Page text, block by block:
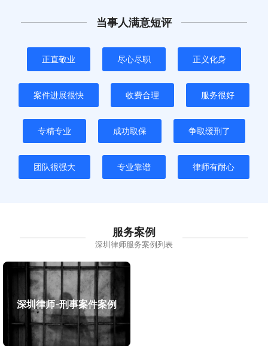
当事人满意短评
正直敬业 尽心尽职 正义化身
案件进展很快 收费合理 服务很好
专精专业 成功取保 争取缓刑了
团队很强大 专业靠谱 律师有耐心
服务案例
深圳律师服务案例列表
深圳律师-刑事案件案例